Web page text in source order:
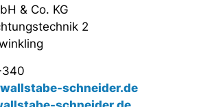
& Co. KG
2
schneider.de